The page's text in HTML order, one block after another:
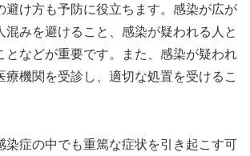
避け方も予防に役立ちます。感染が広が
混みを避けること、感染が疑われる人と
となどが重要です。また、感染が疑われ
療機関を受診し、適切な処置を受けるこ
染症の中でも重篤な症状を引き起こす可